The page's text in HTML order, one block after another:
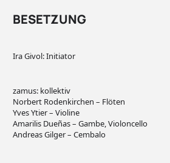
BESETZUNG
Ira Givol: Initiator
zamus: kollektiv
Norbert Rodenkirchen – Flöten
Yves Ytier – Violine
Amarilis Dueñas – Gambe, Violoncello
Andreas Gilger – Cembalo